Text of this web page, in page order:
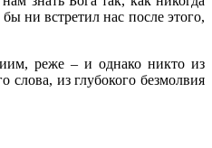
ни встретил нас после этого,
реже – и однако никто из
из глубокого безмолвия